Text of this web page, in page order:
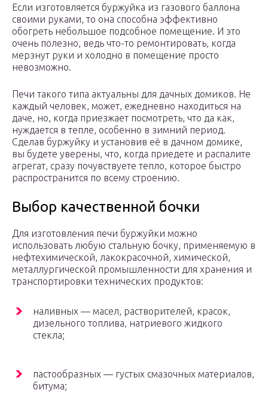
Если изготовляется буржуйка из газового баллона
своими руками, то она способна эффективно
обогреть небольшое подсобное помещение. И это
очень полезно, ведь что-то ремонтировать, когда
мерзнут руки и холодно в помещение просто
невозможно.
Печи такого типа актуальны для дачных домиков. Не
каждый человек, может, ежедневно находиться на
даче, но, когда приезжает посмотреть, что да как,
нуждается в тепле, особенно в зимний период.
Сделав буржуйку и установив её в дачном домике,
вы будете уверены, что, когда приедете и распалите
агрегат, сразу почувствуете тепло, которое быстро
распространится по всему строению.
Выбор качественной бочки
Для изготовления печи буржуйки можно
использовать любую стальную бочку, применяемую в
нефтехимической, лакокрасочной, химической,
металлургической промышленности для хранения и
транспортировки технических продуктов:
наливных — масел, растворителей, красок,
дизельного топлива, натриевого жидкого
стекла;
пастообразных — густых смазочных материалов,
битума;